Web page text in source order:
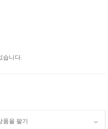
습니다.
품을 팔기